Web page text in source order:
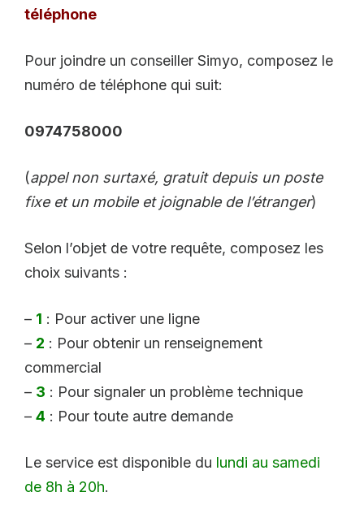
téléphone
Pour joindre un conseiller Simyo, composez le
numéro de téléphone qui suit:
0974758000
(appel non surtaxé, gratuit depuis un poste
fixe et un mobile et joignable de l’étranger)
Selon l’objet de votre requête, composez les
choix suivants :
– 1 : Pour activer une ligne
– 2 : Pour obtenir un renseignement
commercial
– 3 : Pour signaler un problème technique
– 4 : Pour toute autre demande
Le service est disponible du lundi au samedi
de 8h à 20h.